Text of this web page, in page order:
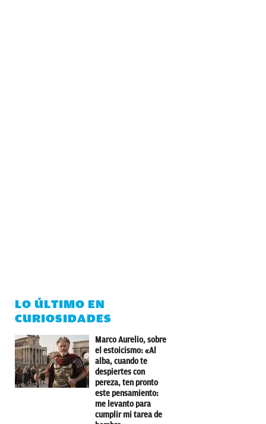
LO ÚLTIMO EN
CURIOSIDADES
Marco Aurelio, sobre
el estoicismo: «Al
alba, cuando te
despiertes con
pereza, ten pronto
este pensamiento:
me levanto para
cumplir mi tarea de